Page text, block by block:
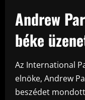
Andrew
béke
Az International
elnöke, Andrew
beszédet